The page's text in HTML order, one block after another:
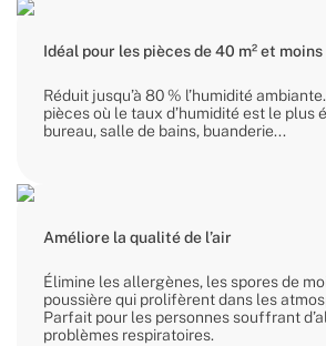
Idéal pour les pièces de 40 m² et moins
Réduit jusqu’à 80 % l’humidité
pièces où le taux d’humidité est le plus
bureau, salle de bains, buanderie...
Améliore la qualité de l’air
Élimine les allergènes, les spores de
poussière qui prolifèrent dans les
Parfait pour les personnes souffrant
problèmes respiratoires.